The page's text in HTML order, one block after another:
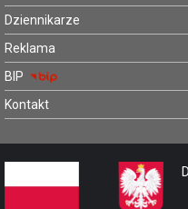
Dziennikarze
Reklama
BIP
Kontakt